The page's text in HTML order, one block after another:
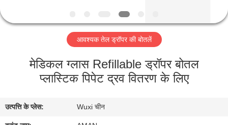
वीआर
शो
आवश्यक तेल ड्रॉपर की बोतलें
मेडिकल ग्लास Refillable ड्रॉपर बोतल
प्लास्टिक पिपेट द्रव वितरण के लिए
उत्पत्ति के प्लेस: Wuxi चीन